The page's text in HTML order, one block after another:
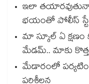
ఇలా
భయంతో పోలీస్
మా స్కూల్ ఏ క్షణం
మేడమ్.. మాకు కొత్త
మేడారంలో